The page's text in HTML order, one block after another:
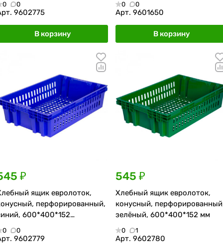
0 0
9602775
В корзину
0 0
Арт. 9601650
В корзину
₽
ящик евролоток,
перфорированный,
600*400*152
0 0
9602779
545 ₽
Хлебный ящик евролоток,
конусный,
зелёный, 600*400*152 мм
0 1
Арт. 9602780